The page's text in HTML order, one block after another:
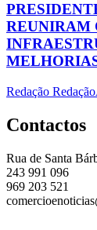
REUNIRAM
Redação Redação
Contactos
Rua de Santa
243 991 096
969 203 521